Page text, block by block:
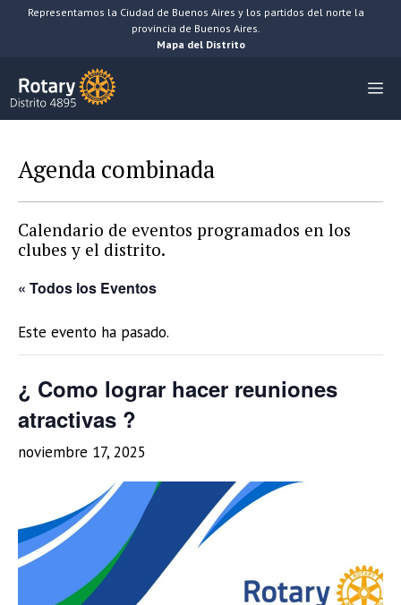
SaltarRepresentamos la Ciudad de Buenos Aires y los partidos del norte la
provincia de Buenos Aires.
Mapa del Distrito
Agenda combinada
Calendario de eventos programados en los
clubes y el distrito.
« Todos los Eventos
Este evento ha pasado.
¿ Como lograr hacer reuniones
atractivas ?
noviembre 17, 2025